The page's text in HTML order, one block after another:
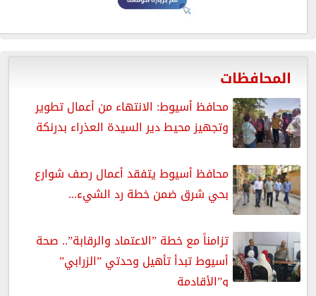
المحافظات
محافظ أسيوط: الانتهاء من أعمال تطوير
وتجهيز محيط دير السيدة العذراء بدرنكة
محافظ أسيوط يتفقد أعمال رصف شوارع
بحي شرق ضمن خطة رد الشيء...
تزامناً مع خطة ”الاعتماد والرقابة”.. صحة
أسيوط تبدأ تأهيل وحدتي ”الزرابي”
و”الأقادمة